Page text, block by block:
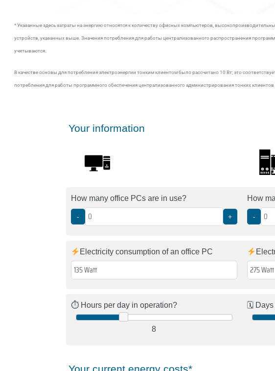
* Указанные здесь затраты на энергию относятся к количеству офисных компьютеров,
устройств, указанных выше. Значения потребления для работы централизованного распространения
учитываются.
В качестве основы для потребления электроэнергии тонким клиентом было рассчитано 10 Вт; это
потребления для работы программного обеспечения централизованного администрирования тонких клиентов
Your information
How many office PCs are in use?
- +
How
-
Electricity consumption of an office PC
⏱ Hours per day in operation?
8
🗓 Days
Your current energy costs*